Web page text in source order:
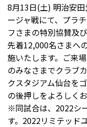
8月13日(土) 明治安
ージャ戦にて、プラ
フさまの特別協賛及
先着12,000名さまへ
施いたします。ご来
のみなさまでクラブ
クスタジアム仙台を
の後押しをよろしくお
※同試合は、2022シ
す。2022リミテッド